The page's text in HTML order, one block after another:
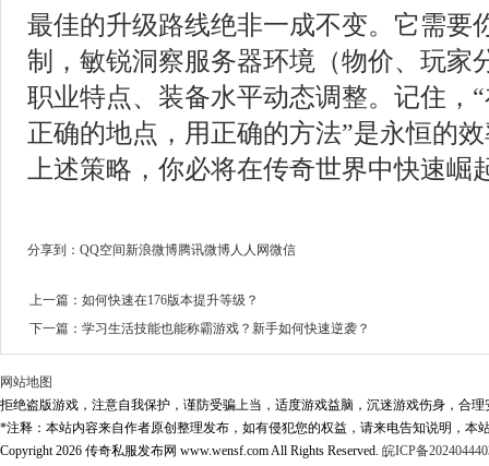
最佳的升级路线绝非一成不变。它需要
制，敏锐洞察服务器环境（物价、玩家
职业特点、装备水平动态调整。记住，
正确的地点，用正确的方法”是永恒的
上述策略，你必将在传奇世界中快速崛
分享到： QQ空间新浪微博腾讯微博人人网微信
上一篇：如何快速在176版本提升等级？
下一篇：学习生活技能也能称霸游戏？新手如何快速逆袭？
网站地图
拒绝盗版游戏，注意自我保护，谨防受骗上当，适度游戏益脑，沉迷游戏伤身，合
*注释：本站内容来自作者原创整理发布，如有侵犯您的权益，请来电告知说明，本
Copyright 2026 传奇私服发布网 www.wensf.com All Rights Reserved. 皖ICP备